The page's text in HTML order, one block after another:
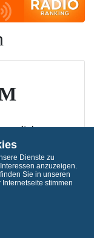
Welttag
Dienste zu
anzuzeigen.
Sie in unseren
stimmen